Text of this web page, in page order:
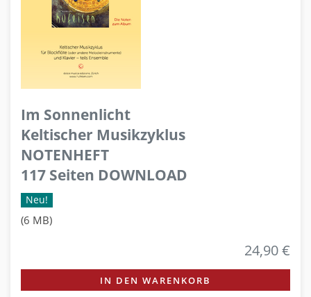
Im Sonnenlicht
Keltischer Musikzyklus
NOTENHEFT
117 Seiten DOWNLOAD
Neu!
(6 MB)
24,90 €
IN DEN WARENKORB